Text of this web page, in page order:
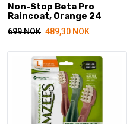
Non-Stop Beta Pro
Raincoat, Orange 24
699NOK 489,30 NOK